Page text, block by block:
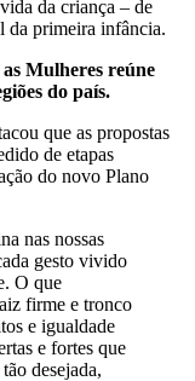
da criança – de
da primeira infância.
Mulheres reúne
do país.
que as propostas
de etapas
do novo Plano
nas nossas
gesto vivido
O que
firme e tronco
e igualdade
e fortes que
desejada,